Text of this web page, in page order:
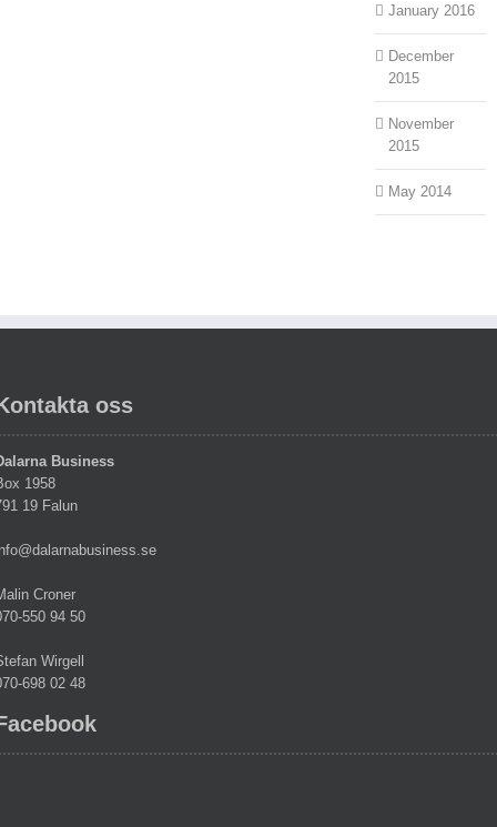
January 2016
December
2015
November
2015
May 2014
oss
Business
1958
19 Falun
Croner
550 94 50
Wirgell
698 02 48